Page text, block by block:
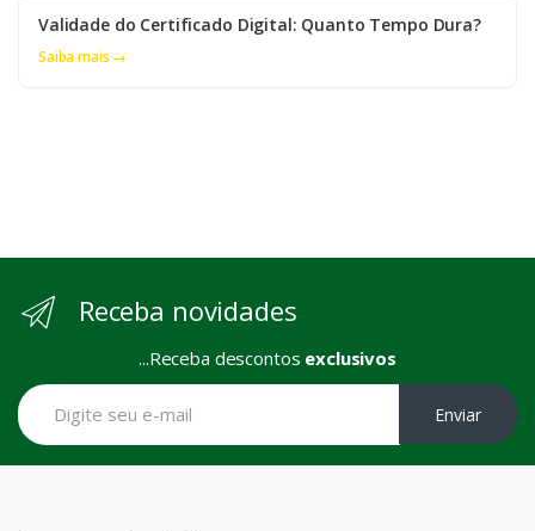
Validade do Certificado Digital: Quanto Tempo Dura?
Saiba mais →
Receba novidades
...Receba descontos exclusivos
Enviar